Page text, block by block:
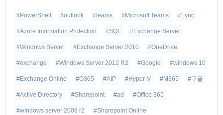
#PowerShell #outlook #teams #Microsoft Teams #Lync
#Azure Information Protection #SQL #Exchange Server
#Windows Server #Exchange Server 2010 #OneDrive
#exchange #Windows Server 2012 R2 #Google #windows 10
#Exchange Online #O365 #AIP #Hyper-V #M365 #구글
#Active Directory #Sharepoint #ad #Office 365
#windows server 2008 r2 #Sharepoint Online